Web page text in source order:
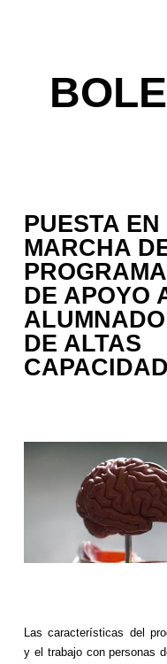
PUESTA EN
MARCHA
PROGRAMA
DE APOYO
ALUMNADO
DE ALTAS
Las características del
y el trabajo con personas